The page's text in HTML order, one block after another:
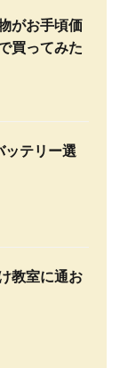
がお手頃価
買ってみた
ッテリー選
教室に通お